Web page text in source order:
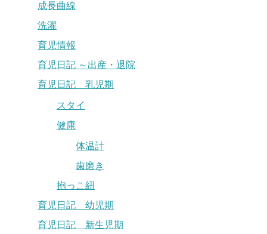
成長曲線
洗濯
育児情報
育児日記 ～出産・退院
育児日記 乳児期
スタイ
健康
体温計
歯磨き
抱っこ紐
育児日記 幼児期
育児日記 新生児期